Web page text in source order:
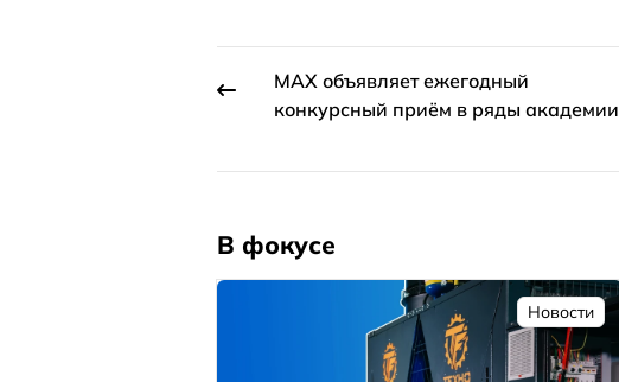
МАХ объявляет ежегодный
конкурсный приём в ряды академии
В фокусе
Новости